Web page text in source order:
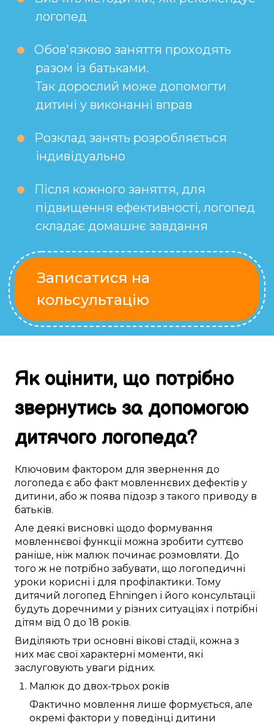
логопед
Обов'язково заняття проходять
разом із батьками.
Так дорослий може допомогти
дитині у виконанні вправ
Розклад занять розробляється
індивідуально
Після кожного заняття, для
підвищення ефективності, логопед
складає домашнє завдання
Записатися на
кольсультацію
Як оцінити, що потрібно
звернутись за допомогою
дитячого логопеда?
Ключовим фактором для звернення до
логопеда є або факт мовленнєвих дефектів у
дитини, або ж поява підозр зтакого приводу в
батьків.
Але деякі висновкі щодо формування
мовленнєвої функції можна зробити суттєво
раніше, ніж малюк починає розмовляти. До
того ж не потрібно забувати, що логопедичні
уроки корисні і для профілактики.Тому
дитячий логопед Ehningen і його консультації
будуть доречними у різних ситуаціях і потрібні
дітям від 0 до 18 років.
Виділяютьтри основні вікові стадії, кожна з
них має свої характерні моменти, які
заслуговують уваги рідних.
Малюк до двох-трьох років
Фактично мовлення лише формується, але
окремі фактори у поведінці дитини